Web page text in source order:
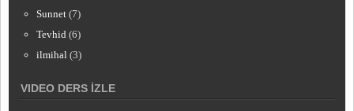
Sunnet (7)
Tevhid (6)
ilmihal (3)
VIDEO DERS İZLE